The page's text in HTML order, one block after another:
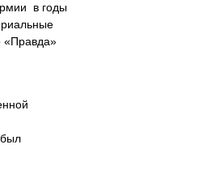
в годы
«Правда»